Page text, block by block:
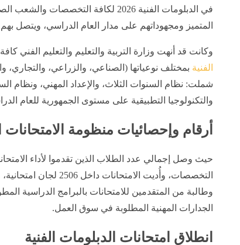
في الدبلومات الفنية 2026 لكافة
المتميز ومجهوداتهم على مدار العام الدراسي، ويتصل
وكانت قد ​أنهت وزارة التربية والتعليم والتعليم الفني
الفنية بمختلف نوعياتها (الصناعي، والزراعي، والتجاري،
شملت: نظام السنوات الثلاث، والإعداد المهني، ونظام
والتكنولوجيا التطبيقية على مستوى الجمهورية للعام الدراسي 2025
​أرقام وإحصائيات منظومة الامتحانات
وطالبة من المتقدمين للامتحانات بالبرامج الدراسية
الجدارات المهنية المطلوبة في سوق العمل.
انطلاق امتحانات الدبلومات الفنية